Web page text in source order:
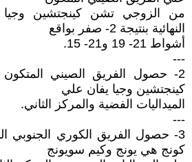
من الزوجي تشن كينجتشين وجيا
النهائية بنتيجة 2- صفر بواقع
أشواط 21- 19 و21- 15.
---
2- حصول الفريق الصيني
كينجتشين وجيا يفان علي
الميداليات الفضية والمركز الثاني.
---
3- حصول الفريق الكوري الجنوبي
كونج هي يونج وكيم سويونج